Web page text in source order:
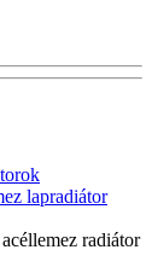
lapradiátor
radiátor